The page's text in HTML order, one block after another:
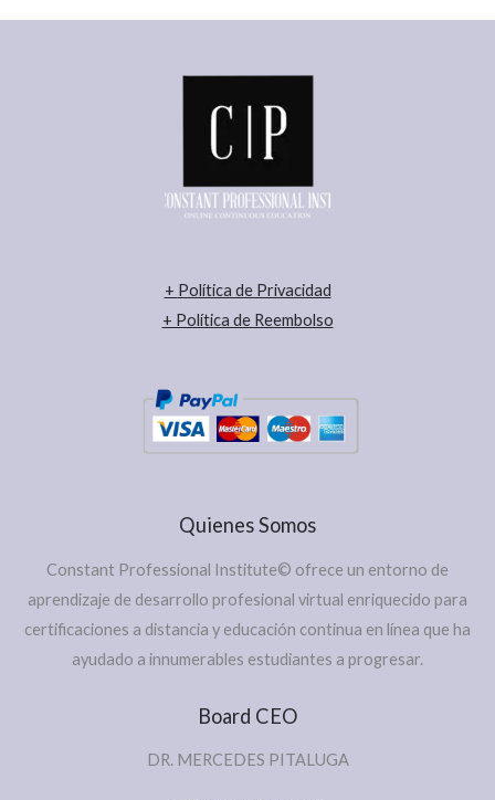
+ Política de Privacidad
+ Política de Reembolso
Quienes Somos
Constant Professional Institute© ofrece un entorno de
aprendizaje de desarrollo profesional virtual enriquecido para
certificaciones a distancia y educación continua en línea que ha
ayudado a innumerables estudiantes a progresar.
Board CEO
DR. MERCEDES PITALUGA